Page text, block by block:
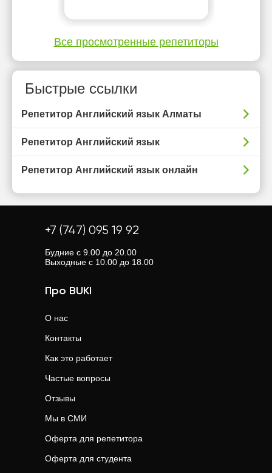
Все просмотренные репетиторы
Быстрые ссылки
Репетитор Английский язык Алматы
Репетитор Английский язык
Репетитор Английский язык онлайн
+7 (747) 095 19 92
Будние с 9.00 до 20.00
Выходные с 10.00 до 18.00
Про BUKI
О нас
Контакты
Как это работает
Частые вопросы
Отзывы
Мы в СМИ
Оферта для репетитора
Оферта для студента